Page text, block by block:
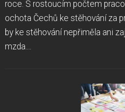
roce. S rostoucím počtem
ochota Čechů ke stěhování za
by ke stěhování nepřiměla ani
mzda....